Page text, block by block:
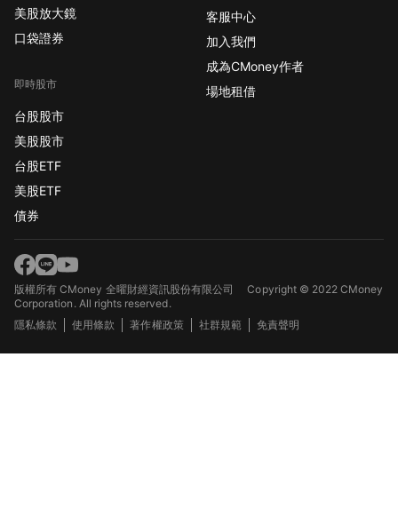
美股放大鏡
口袋證券
即時股市
台股股市
美股股市
台股ETF
美股ETF
債券
客服中心
加入我們
成為CMoney作者
場地租借
版權所有 CMoney 全曜財經資訊股份有限公司Copyright © 2022 CMoney
Corporation. All rights reserved.
隱私條款
使用條款 著作權政策 社群規範 免責聲明